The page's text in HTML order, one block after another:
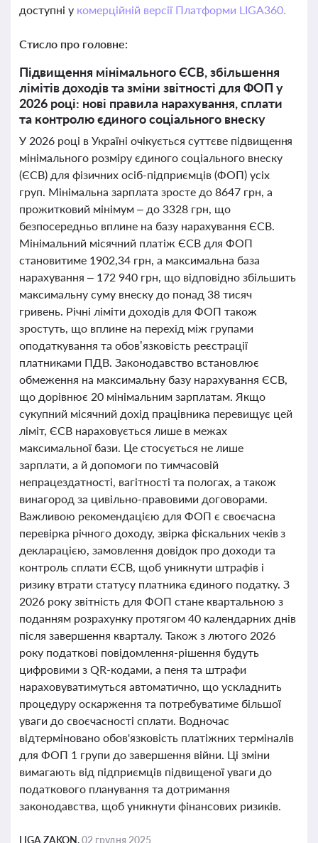
доступні у комерційній версії Платформи LIGA360.
Стисло про головне:
Підвищення мінімального ЄСВ, збільшення
лімітів доходів та зміни звітності для ФОП у
2026 році: нові правила нарахування, сплати
та контролю єдиного соціального внеску
У 2026 році в Україні очікується суттєве підвищення
мінімального розміру єдиного соціального внеску
(ЄСВ) для фізичних осіб-підприємців (ФОП) усіх
груп. Мінімальна зарплата зросте до 8647 грн, а
прожитковий мінімум – до 3328 грн, що
безпосередньо вплине на базу нарахування ЄСВ.
Мінімальний місячний платіж ЄСВ для ФОП
становитиме 1902,34 грн, а максимальна база
нарахування – 172 940 грн, що відповідно збільшить
максимальну суму внеску до понад 38 тисяч
гривень. Річні ліміти доходів для ФОП також
зростуть, що вплине на перехід між групами
оподаткування та обов’язковість реєстрації
платниками ПДВ. Законодавство встановлює
обмеження на максимальну базу нарахування ЄСВ,
що дорівнює 20 мінімальним зарплатам. Якщо
сукупний місячний дохід працівника перевищує цей
ліміт, ЄСВ нараховується лише в межах
максимальної бази. Це стосується не лише
зарплати, а й допомоги по тимчасовій
непрацездатності, вагітності та пологах, а також
винагород за цивільно-правовими договорами.
Важливою рекомендацією для ФОП є своєчасна
перевірка річного доходу, звірка фіскальних чеків з
декларацією, замовлення довідок про доходи та
контроль сплати ЄСВ, щоб уникнути штрафів і
ризику втрати статусу платника єдиного податку. З
2026 року звітність для ФОП стане квартальною з
поданням розрахунку протягом 40 календарних днів
після завершення кварталу. Також з лютого 2026
року податкові повідомлення-рішення будуть
цифровими з QR-кодами, а пеня та штрафи
нараховуватимуться автоматично, що ускладнить
процедуру оскарження та потребуватиме більшої
уваги до своєчасності сплати. Водночас
відтерміновано обов'язковість платіжних терміналів
для ФОП 1 групи до завершення війни. Ці зміни
вимагають від підприємців підвищеної уваги до
податкового планування та дотримання
законодавства, щоб уникнути фінансових ризиків.
LIGA ZAKON,02 грудня 2025